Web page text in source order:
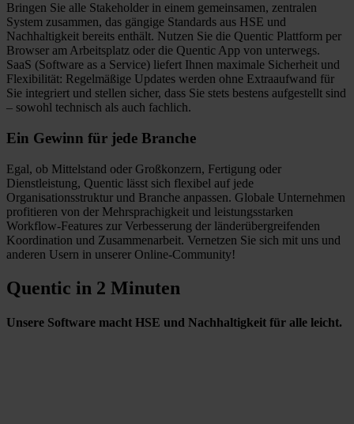
Bringen Sie alle Stakeholder in einem gemeinsamen, zentralen
System zusammen, das gängige Standards aus HSE und
Nachhaltigkeit bereits enthält. Nutzen Sie die Quentic Plattform per
Browser am Arbeitsplatz oder die Quentic App von unterwegs.
SaaS (Software as a Service) liefert Ihnen maximale Sicherheit und
Flexibilität: Regelmäßige Updates werden ohne Extraaufwand für
Sie integriert und stellen sicher, dass Sie stets bestens aufgestellt sind
– sowohl technisch als auch fachlich.
Ein Gewinn für jede Branche
Egal, ob Mittelstand oder Großkonzern, Fertigung oder
Dienstleistung, Quentic lässt sich flexibel auf jede
Organisationsstruktur und Branche anpassen. Globale Unternehmen
profitieren von der Mehrsprachigkeit und leistungsstarken
Workflow-Features zur Verbesserung der länderübergreifenden
Koordination und Zusammenarbeit. Vernetzen Sie sich mit uns und
anderen Usern in unserer Online-Community!
Quentic in 2 Minuten
Unsere Software macht HSE und Nachhaltigkeit für alle leicht.